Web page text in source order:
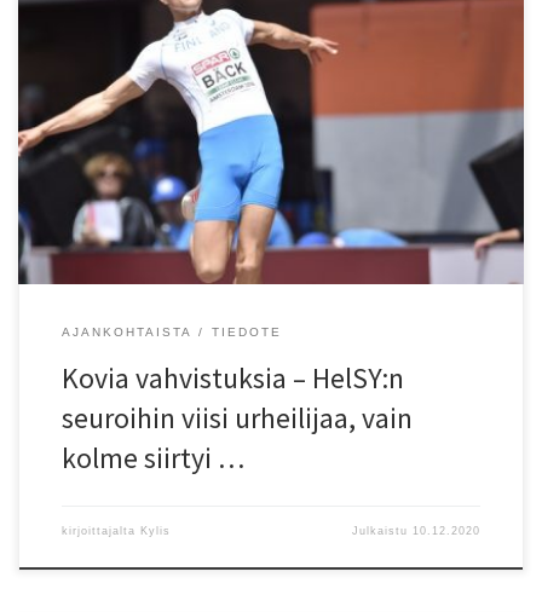
Viipurin Urheilijat sai kolme kovatasoista vahvistusta. Pituushypyn
2016 EM-vitonen Kristian B?ck vaihtoi Vasa IS:n v?rit VU:n
punamustavalkoisiin. Esbo IF:stä Viipurin Urheilijoihin vaihtoivat
Tuukka Huuskola ja Roope Saarinen. Merkitt?vi? vahvistuksia
molemmat, Huuskola on 150 metrin Suomen ennätyksen omistaja
ja Roope Saarinen on voittanut mm. 200 metriä Kalevan Kisoissa.
Helsingin Kisa-Veikkoihin tui […]
AJANKOHTAISTA TIEDOTE
Kovia vahvistuksia – HelSY:n
seuroihin viisi urheilijaa, vain
kolme siirtyi …
kirjoittajalta Kylis Julkaistu 10.12.2020